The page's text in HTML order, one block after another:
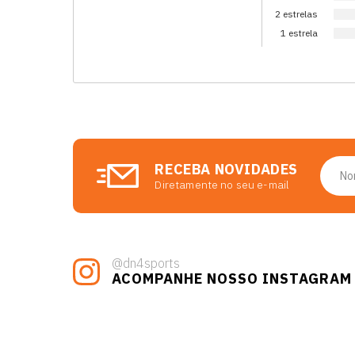
2 estrelas
1 estrela
RECEBA NOVIDADES
Diretamente no seu e-mail
@dn4sports
ACOMPANHE NOSSO INSTAGRAM